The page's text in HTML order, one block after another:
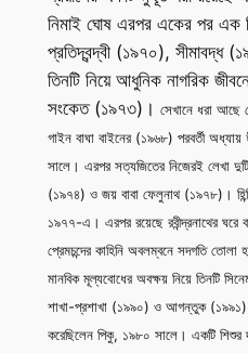
নিমাই ঘোষ এরপর একের পর এক
প্রতিদ্বন্দ্বী (১৯৭০),
তিনটি নিয়ে আধুনিক নাগরিক
সংকেত (১৯৭৩)। সেখানে ধরা আছে
গাইন বাঘা বাইনের (১৯৬৮) পরবর্তী
সালে। এরপর সত্যজিতের নিজেরই লেখা দুটি
(১৯৭৪) ও জয় বাবা ফেলুনাথ (১৯৭৮)।
১৯৭৭-এ। এরপর রয়েছে রবীন্দ্রনাথের
প্রেমচন্দের কাহিনি অবলম্বনে সদগতি
মানবিক মূল্যবোধের অবক্ষয় নিয়ে তিনটি
শাখা-প্রশাখা (১৯৯০) ও আগন্তুক
করেছিলেন পিকু, ১৯৮০ সালে। একটি শিশুর